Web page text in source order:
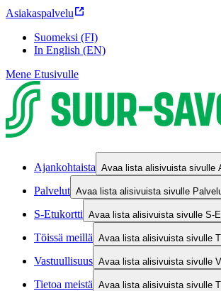
Asiakaspalvelu
Suomeksi (FI)
In English (EN)
Mene Etusivulle
Ajankohtaista Avaa lista alisivuista sivulle
Palvelut Avaa lista alisivuista sivulle
S-Etukortti Avaa lista alisivuista sivulle S-
Töissä meillä Avaa lista alisivuista sivulle
Vastuullisuus Avaa lista alisivuista sivulle
Tietoa meistä Avaa lista alisivuista sivulle